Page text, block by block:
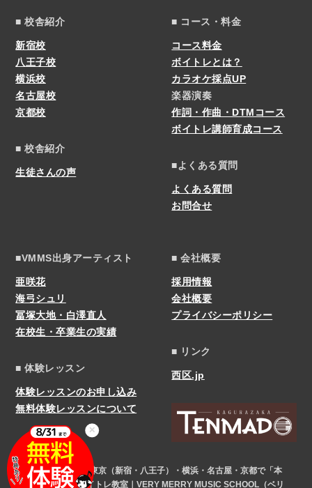
■ 校舎紹介
新宿校
八王子校
横浜校
名古屋校
京都校
■ 校舎紹介
生徒さんの声
■ コース・料金
コース料金
ボイトレとは？
カラオケ採点UP
楽器演奏
作詞・作曲・DTMコース
ボイトレ講師育成コース
■よくある質問
よくある質問
お問合せ
■VMMS出身アーティスト
亜咲花
海弓シュリ
冨塚大地・白澤直人
在校生・卒業生の実績
■ 体験レッスン
体験レッスンのお申し込み
無料体験レッスンについて
■ 会社概要
採用情報
会社概要
プライバシーポリシー
■ リンク
西区.jp
COPYRIGHT © 東京（新宿・八王子）・横浜・名古屋・京都で「本
気」になれるボイトレ教室｜VERY MERRY MUSIC SCHOOL（ベリ
✕